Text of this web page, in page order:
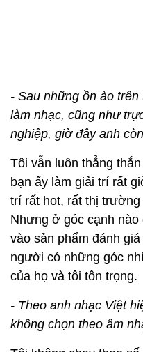
- Sau những ồn ào
làm nhạc, cũng như
Tôi vẫn luôn thẳng